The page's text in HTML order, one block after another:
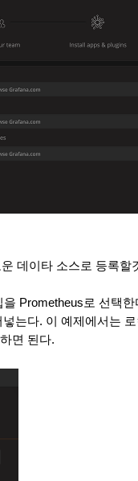
데이타 소스로 등록할
Prometheus로 선택한
는다. 이 예제에서는 로
면 된다.